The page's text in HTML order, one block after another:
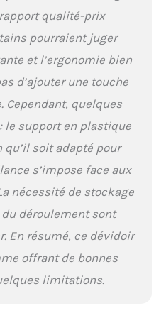
qualité-prix
pourraient juger
et l’ergonomie bien
d’ajouter une touche
Cependant, quelques
le support en plastique
soit adapté pour
s’impose face aux
nécessité de stockage
déroulement sont
En résumé, ce dévidoir
offrant de bonnes
limitations.